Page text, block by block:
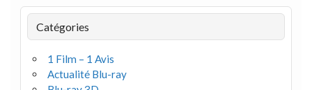
Catégories
1 Film – 1 Avis
Actualité Blu-ray